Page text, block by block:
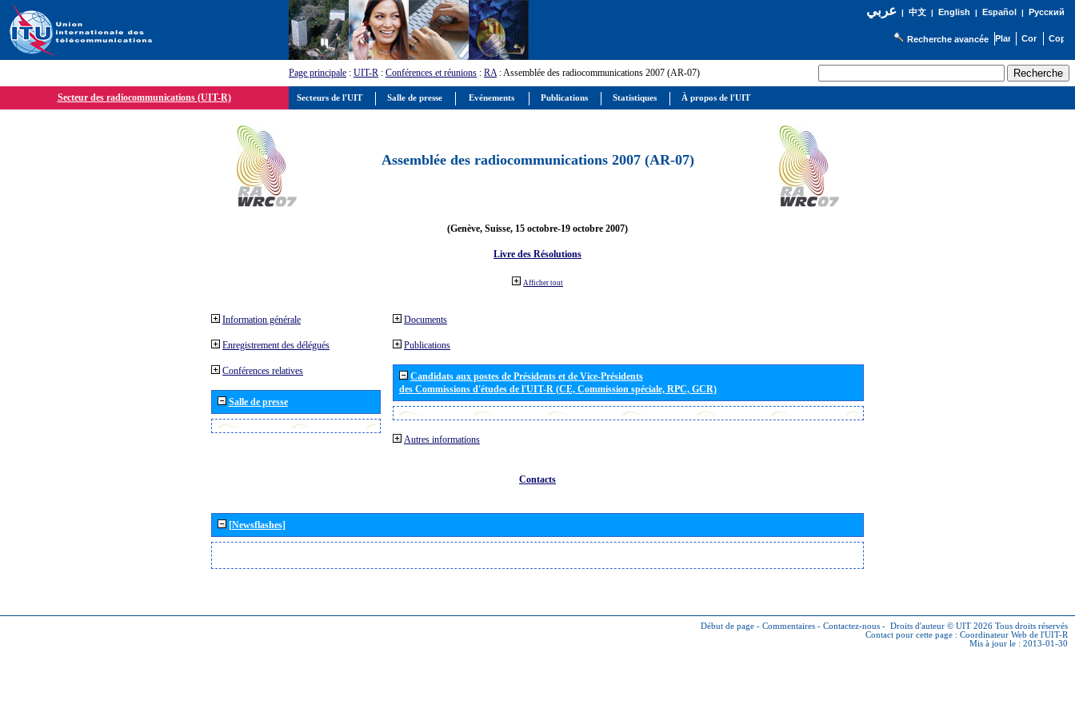
عربي| 中文| English | Español | Русский
Recherche avancée
Page principale : UIT-R : Conférences et réunions : RA: Assemblée des radiocommunications 2007 (AR-07)
Secteur des radiocommunications (UIT-R)
Assemblée des radiocommunications 2007 (AR-07)
(Genève, Suisse, 15 octobre-19 octobre 2007)
Livre des Résolutions
Afficher tout
Information générale
Enregistrement des délégués
Conférences relatives
Salle de presse
Documents
Publications
Candidats aux postes de Présidents et de Vice-Présidents
des Commissions d'études de l'UIT-R (CE, Commission spéciale, RPC, GCR)
Autres informations
Contacts
[Newsflashes]
Début de page - Commentaires - Contactez-nous - Droits d'auteur © UIT 2026 Tous droits réservés
Contact pour cette page : Coordinateur Web de l'UIT-R
Mis à jour le : 2013-01-30
Secteurs de l'UIT Salle de presse Evénements Publications Statistiques À propos de l'UIT